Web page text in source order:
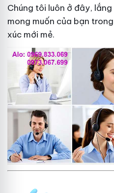
Chúng tôi luôn ở đây,
mong muốn của bạn
xúc mới mẻ.